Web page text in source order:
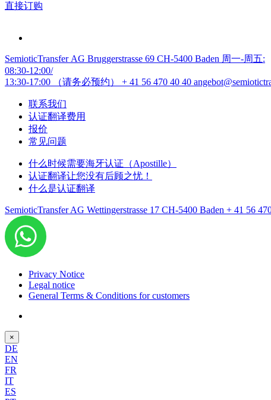
直接订购
SemioticTransfer AG Bruggerstrasse 69 CH-5400 Baden 周一-周五:
08:30-12:00/
13:30-17:00 （请务必预约） + 41 56 470 40 40
联系我们
认证翻译费用
报价
常见问题
什么时候需要海牙认证（Apostille）
认证翻译让您没有后顾之忧！
什么是认证翻译
SemioticTransfer AG Wettingerstrasse 17 CH-5400 Baden + 41 56
Privacy Notice
Legal notice
General Terms & Conditions for customers
×
DE
EN
FR
IT
ES